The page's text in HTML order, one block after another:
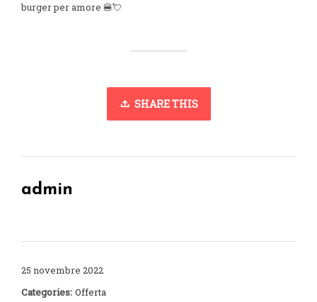
burger per amore 🍔💘
SHARE THIS
admin
25 novembre 2022
Categories: Offerta